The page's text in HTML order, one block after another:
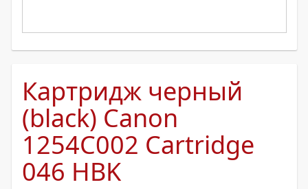
Картридж черный
(black) Canon
1254C002 Cartridge
046 HBK